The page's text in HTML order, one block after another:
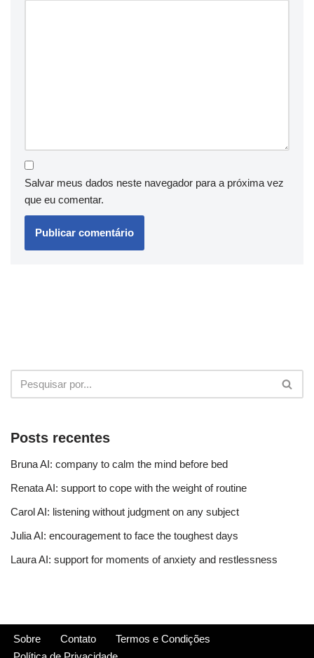
Salvar meus dados neste navegador para a próxima vez
que eu comentar.
Posts recentes
Bruna AI: company to calm the mind before bed
Renata AI: support to cope with the weight of routine
Carol AI: listening without judgment on any subject
Julia AI: encouragement to face the toughest days
Laura AI: support for moments of anxiety and restlessness
Sobre Contato
Termos e Condições